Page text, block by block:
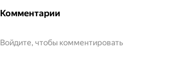
Комментарии
Войдите, чтобы комментировать